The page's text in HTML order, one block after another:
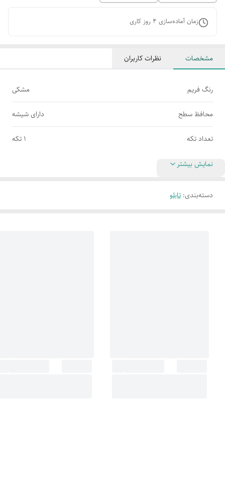
زمان آماده‌سازی 4 روز کاری
مشخصات نظرات کاربران
رنگ فریم مشکی
محافظ سطح دارای شیشه
تعداد تکه 1 تکه
نمایش بیشتر
دسته‌بندی: تابلو